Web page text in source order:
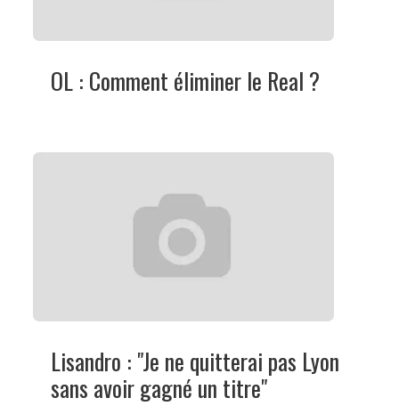
OL : Comment éliminer le Real ?
Lisandro : "Je ne quitterai pas Lyon
sans avoir gagné un titre"